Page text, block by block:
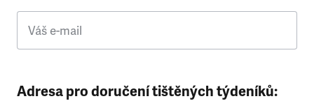
Váš e-mail
Adresa pro doručení tištěných týdeníků: